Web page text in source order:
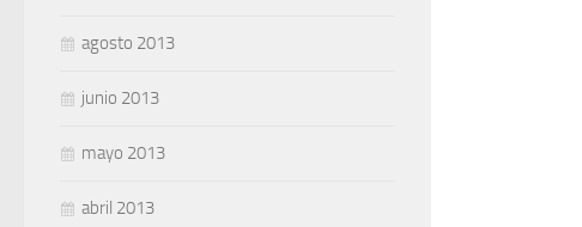
agosto 2013
junio 2013
mayo 2013
abril 2013